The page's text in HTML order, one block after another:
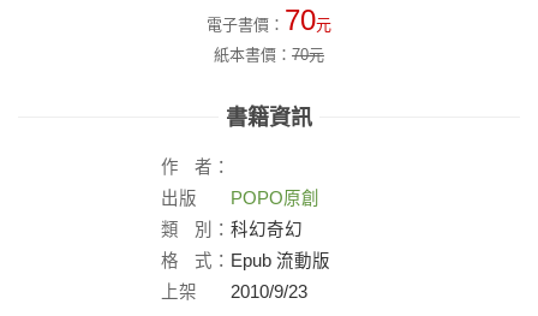
電子書價： 70元
紙本書價： 70元
書籍資訊
作
者：
出版
社：
POPO原創
類
別： 科幻奇幻
格
式： Epub 流動版
上架
2010/9/23